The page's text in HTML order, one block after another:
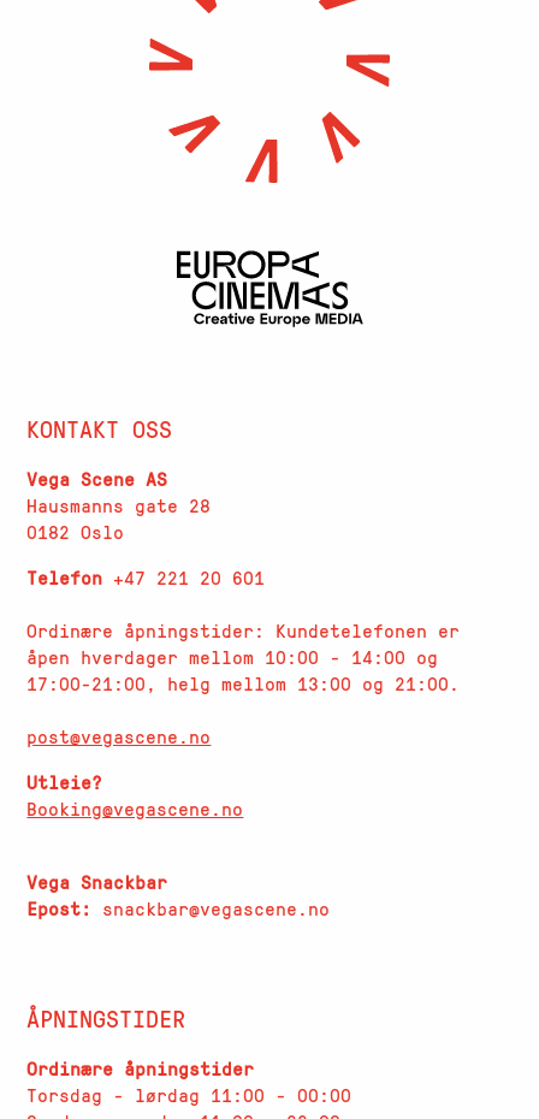
KONTAKT OSS
Vega Scene AS
Hausmanns gate 28
0182 Oslo
Telefon+47 221 20 601
Ordinære åpningstider: Kundetelefonen er
åpen hverdager mellom 10:00 - 14:00 og
17:00-21:00, helg mellom 13:00 og 21:00.
post@vegascene.no
Utleie?
Booking@vegascene.no
Vega Snackbar
Epost: snackbar@vegascene.no
ÅPNINGSTIDER
Ordinære åpningstider
Torsdag - lørdag 11:00 - 00:00